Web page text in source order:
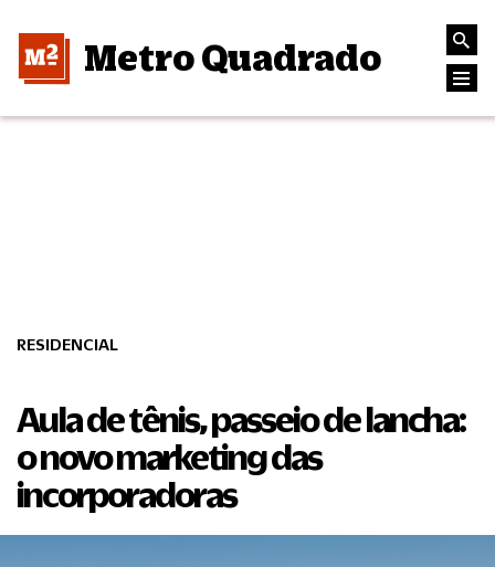
Metro Quadrado
RESIDENCIAL
Aula de tênis, passeio de lancha:
o novo marketing das
incorporadoras